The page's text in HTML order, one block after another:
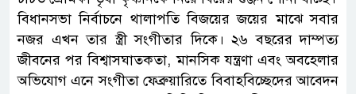
বিধানসভা নির্বাচনে থালাপতি বিজয়ের জয়ের মাঝে সবার
নজর এখন তার স্ত্রী সংগীতার দিকে। ২৬ বছরের দাম্পত্য
জীবনের পর বিশ্বাসঘাতকতা, মানসিক যন্ত্রণা এবং অবহেলার
অভিযোগ এনে সংগীতা ফেব্রুয়ারিতে বিবাহবিচ্ছেদের আবেদন